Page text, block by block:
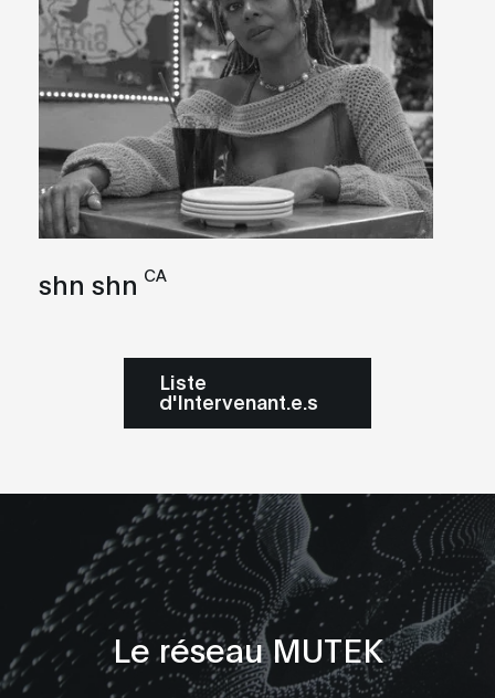
shn shn CA
Liste
d'Intervenant.e.s
Le réseau MUTEK